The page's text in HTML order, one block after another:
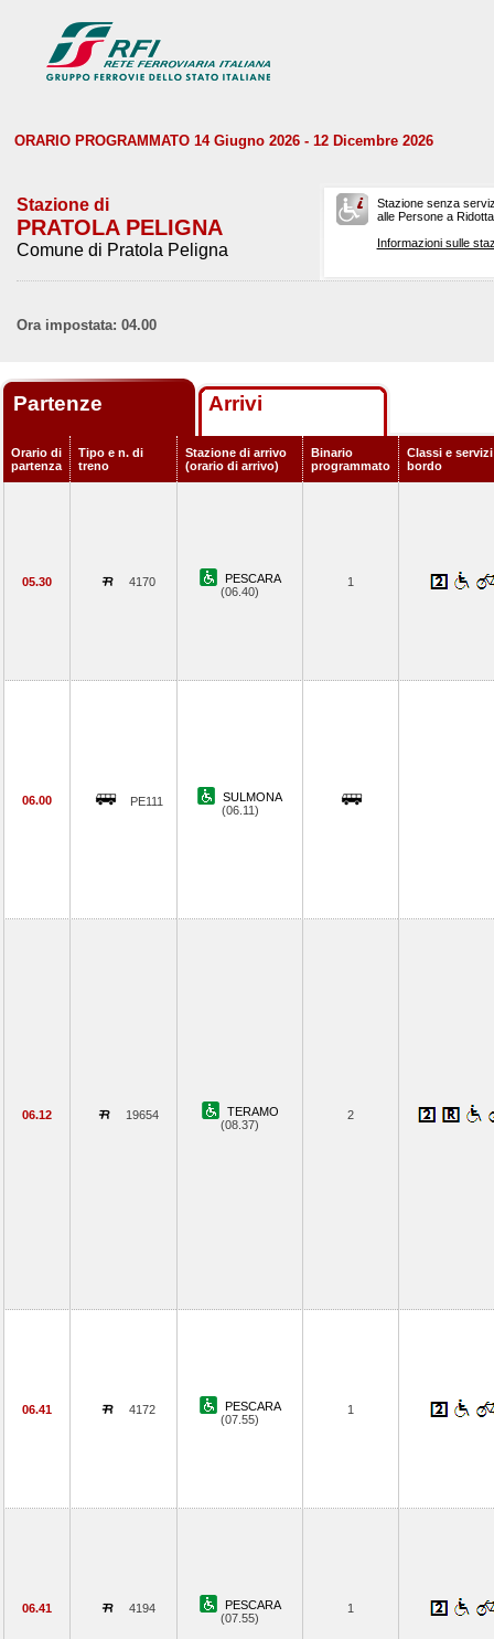
ORARIO PROGRAMMATO 14 Giugno 2026 - 12 Dicembre 2026
Stazione di
PRATOLA PELIGNA
Comune di Pratola Peligna
Stazione senza
alle Persone a
Informazioni sulle
Ora impostata: 04.00
Partenze Arrivi
Orario di
partenza
Tipo e n. di
treno
Stazione di arrivo
(orario di arrivo)
Binario
programmato
Classi e servizi
bordo
05.30 4170
PESCARA
(06.40)
1
06.00 PE111
SULMONA
(06.11)
06.12 19654
TERAMO
(08.37)
2
06.41 4172
PESCARA
(07.55)
1
06.41 4194
PESCARA
(07.55)
1